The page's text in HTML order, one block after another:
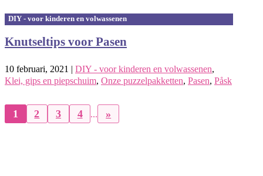
DIY - voor kinderen en volwassenen
Knutseltips voor Pasen
10 februari, 2021 | DIY - voor kinderen en volwassenen,
Klei, gips en piepschuim, Onze puzzelpakketten, Pasen, Påsk
1 2 3 4 ... »